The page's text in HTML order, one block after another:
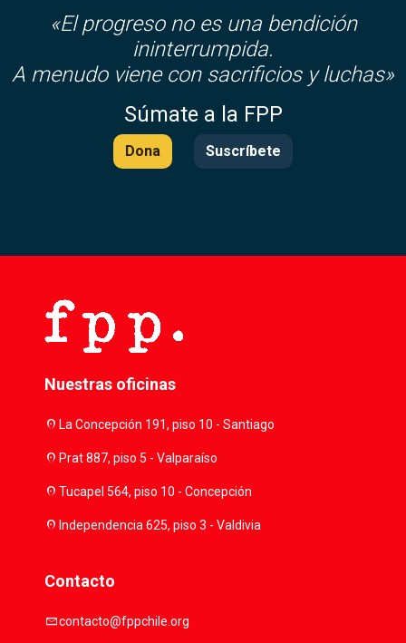
«El progreso no es una bendición
ininterrumpida.
A menudo viene con sacrificios y luchas»
Súmate a la FPP
Dona Suscríbete
Nuestras oficinas
location_onLa Concepción 191, piso 10 - Santiago
location_onPrat 887, piso 5 - Valparaíso
location_onTucapel 564, piso 10 - Concepción
location_onIndependencia 625, piso 3 - Valdivia
Contacto
mailcontacto@fppchile.org